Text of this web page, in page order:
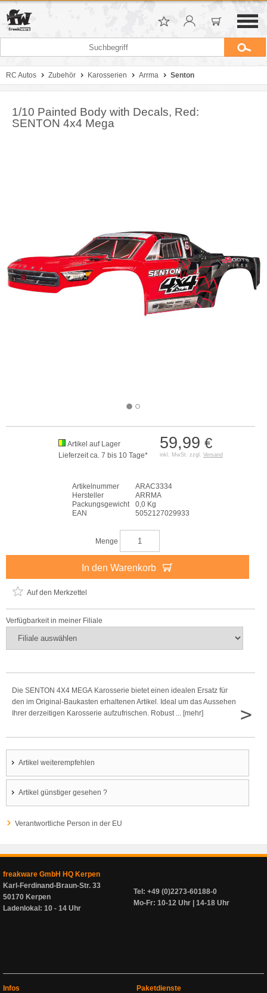
RC Autos Zubehör Karosserien Arrma Senton
1/10 Painted Body with Decals, Red:
SENTON 4x4 Mega
59,99 €
inkl. MwSt. zzgl. Versand
Artikel auf Lager
Lieferzeit ca. 7 bis 10 Tage*
Artikelnummer
ARAC3334
Hersteller
ARRMA
Packungsgewicht
0,0 Kg
EAN
5052127029933
Menge
In den Warenkorb
Auf den Merkzettel
Verfügbarkeit in meiner Filiale
Die SENTON 4X4 MEGA Karosserie bietet einen idealen Ersatz für
den im Original-Baukasten erhaltenen Artikel. Ideal um das Aussehen
Ihrer derzeitigen Karosserie aufzufrischen. Robust ... [mehr]
>
Artikel weiterempfehlen
Artikel günstiger gesehen ?
Verantwortliche Person in der EU
freakware GmbH HQ Kerpen
Karl-Ferdinand-Braun-Str. 33
50170 Kerpen
Ladenlokal: 10 - 14 Uhr
Tel: +49 (0)2273-60188-0
Mo-Fr: 10-12 Uhr | 14-18 Uhr
Infos
Paketdienste